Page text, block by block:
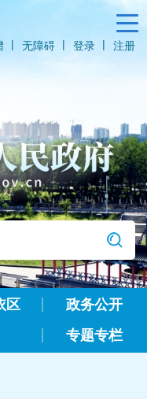
| 无障碍 | 登录 | 注册
区
政务公开
专题专栏